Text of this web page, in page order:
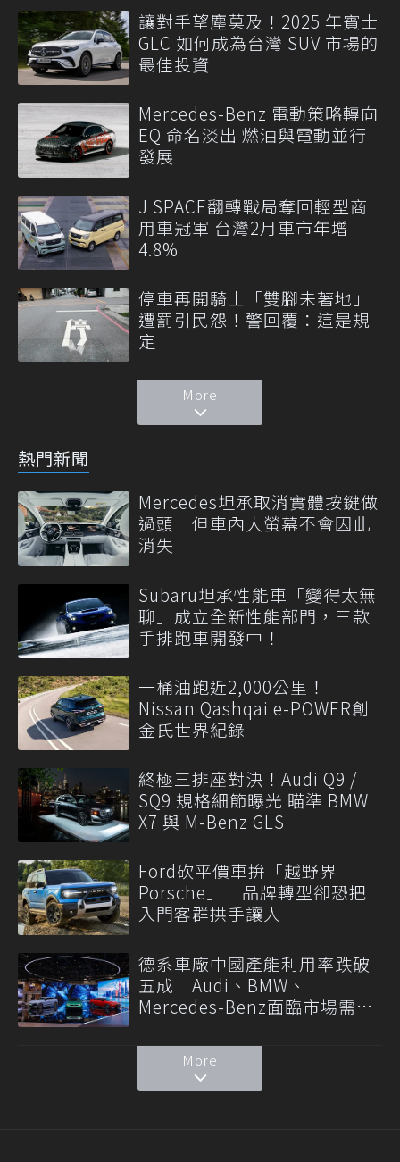
讓對手望塵莫及！2025 年賓士
GLC 如何成為台灣 SUV 市場的
最佳投資
Mercedes-Benz 電動策略轉向
EQ 命名淡出 燃油與電動並行
發展
J SPACE翻轉戰局奪回輕型商
用車冠軍 台灣2月車市年增
4.8%
停車再開騎士「雙腳未著地」
遭罰引民怨！警回覆：這是規
定
More
熱門新聞
Mercedes坦承取消實體按鍵做
過頭 但車內大螢幕不會因此
消失
Subaru坦承性能車「變得太無
聊」成立全新性能部門，三款
手排跑車開發中！
一桶油跑近2,000公里！
Nissan Qashqai e-POWER創
金氏世界紀錄
終極三排座對決！Audi Q9 /
SQ9 規格細節曝光 瞄準 BMW
X7 與 M-Benz GLS
Ford砍平價車拚「越野界
Porsche」 品牌轉型卻恐把
入門客群拱手讓人
德系車廠中國產能利用率跌破
五成 Audi、BMW、
Mercedes-Benz面臨市場需求
More